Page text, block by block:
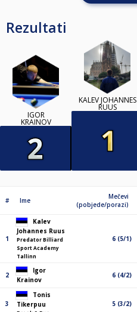
Rezultati
IGOR
KRAINOV
KALEV JOHANNES
RUUS
# Ime
Mečevi
(pobjede/porazi)
1
Kalev
Johannes Ruus
Predator Billiard
Sport Academy
Tallinn
6 (5/1)
2
Igor
Krainov
6 (4/2)
3
Tonis
Tikerpuu
5 (3/2)